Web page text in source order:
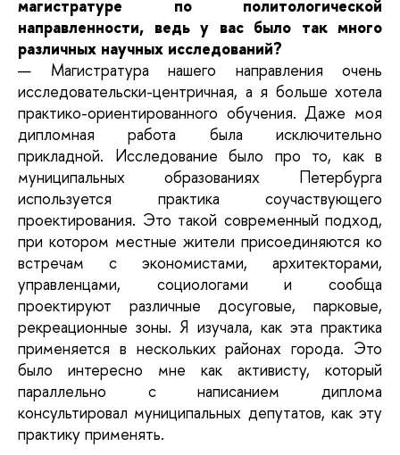
магистратуре по политологической
направленности, ведь у вас было так много
различных научных исследований?
— Магистратура нашего направления очень
исследовательски-центричная, а я больше хотела
практико-ориентированного обучения. Даже моя
дипломная работа была исключительно
прикладной. Исследование было про то, как в
муниципальных образованиях Петербурга
используется практика соучаствующего
проектирования. Это такой современный подход,
при котором местные жители присоединяются ко
встречам с экономистами, архитекторами,
управленцами, социологами и сообща
проектируют различные досуговые, парковые,
рекреационные зоны. Я изучала, как эта практика
применяется в нескольких районах города. Это
было интересно мне как активисту, который
параллельно с написанием диплома
консультировал муниципальных депутатов, как эту
практику применять.